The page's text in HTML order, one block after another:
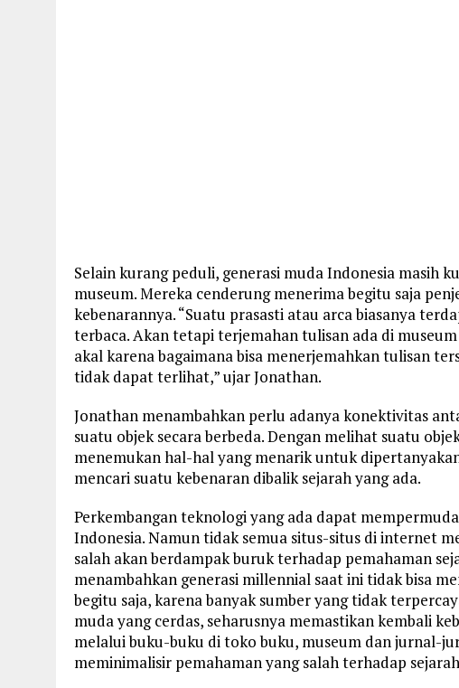
Selain kurang peduli, generasi muda Indonesia masih
museum. Mereka cenderung menerima begitu saja
kebenarannya. “Suatu prasasti atau arca biasanya
terbaca. Akan tetapi terjemahan tulisan ada di
akal karena bagaimana bisa menerjemahkan tulisan
tidak dapat terlihat,” ujar Jonathan.
Jonathan menambahkan perlu adanya konektivitas
suatu objek secara berbeda. Dengan melihat suatu
menemukan hal-hal yang menarik untuk
mencari suatu kebenaran dibalik sejarah yang ada.
Perkembangan teknologi yang ada dapat
Indonesia. Namun tidak semua situs-situs di internet
salah akan berdampak buruk terhadap pemahaman
menambahkan generasi millennial saat ini tidak bisa
begitu saja, karena banyak sumber yang tidak
muda yang cerdas, seharusnya memastikan kembali
melalui buku-buku di toko buku, museum dan jurnal-
meminimalisir pemahaman yang salah terhadap